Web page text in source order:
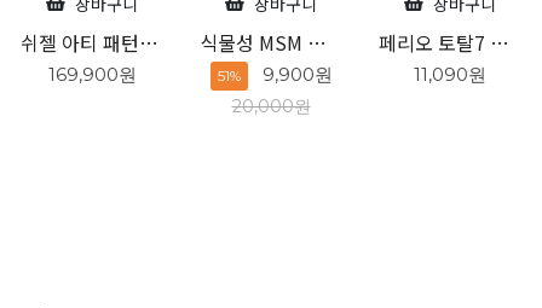
51% 9,900원 11,090원 7,760원